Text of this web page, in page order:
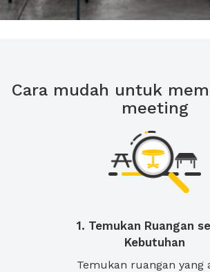
Cara mudah untuk
meeting
1. Temukan Ruangan
Kebutuhan
Temukan ruangan yang